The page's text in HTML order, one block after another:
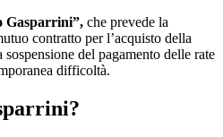
Gasparrini”, che prevede la
contratto per l’acquisto della
del pagamento delle rate
difficoltà.